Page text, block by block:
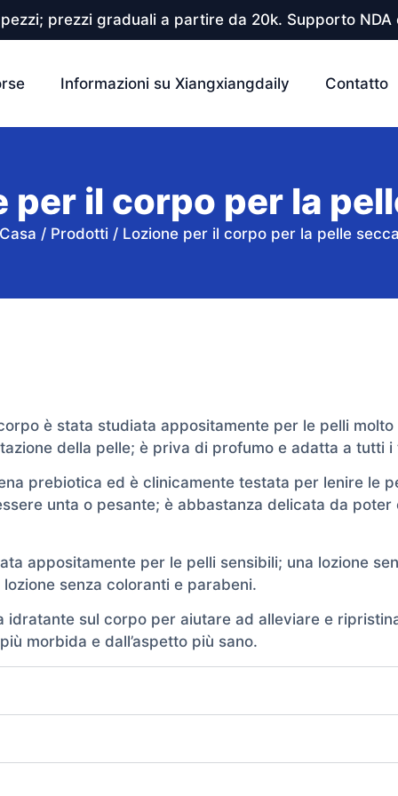
prezzi graduali a partire da 20k. Supporto
Informazioni su Xiangxiangdaily Contatto
per il corpo per la
/ Prodotti/ Lozione per il corpo per la pelle
è stata studiata appositamente per le pelli
della pelle; è priva di profumo e adatta a tutti i
prebiotica ed è clinicamente testata per lenire le
unta o pesante; è abbastanza delicata da
appositamente per le pelli sensibili; una lozione
senza coloranti e parabeni.
sul corpo per aiutare ad alleviare e
morbida e dall’aspetto più sano.